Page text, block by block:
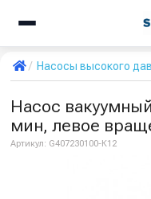
Насосы высокого
Насос
мин, левое
Артикул: G407230100-К12